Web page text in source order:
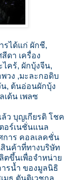
รได้แก่ ผักชี,
ดา เครื่อง
ไคร้, ผักบุ้งจีน,
วง ,มะละกอดิบ
, ต้นอ่อนผักบุ้ง
เด้น เพลซ
ว บุญเกียรติ โชค
อร์เนชั่นแนล
การ คอลเลคชั่น
สินค้าที่ทางบริษัท
ตขึ้นเพื่อจำหน่าย
รน้ำ ของมูลนิธิ
มธ ตันติเวชกุล